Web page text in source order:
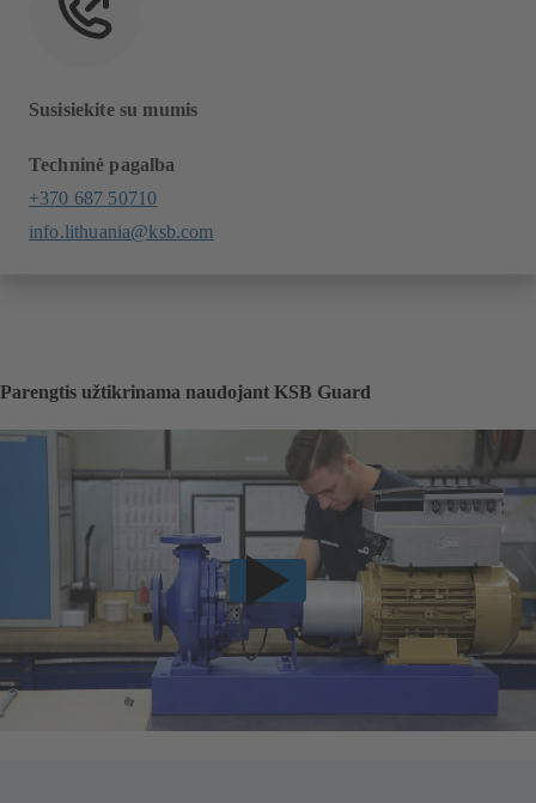
Susisiekite su mumis
Techninė pagalba
+370 687 50710
info.lithuania@ksb.com
Parengtis užtikrinama naudojant KSB Guard